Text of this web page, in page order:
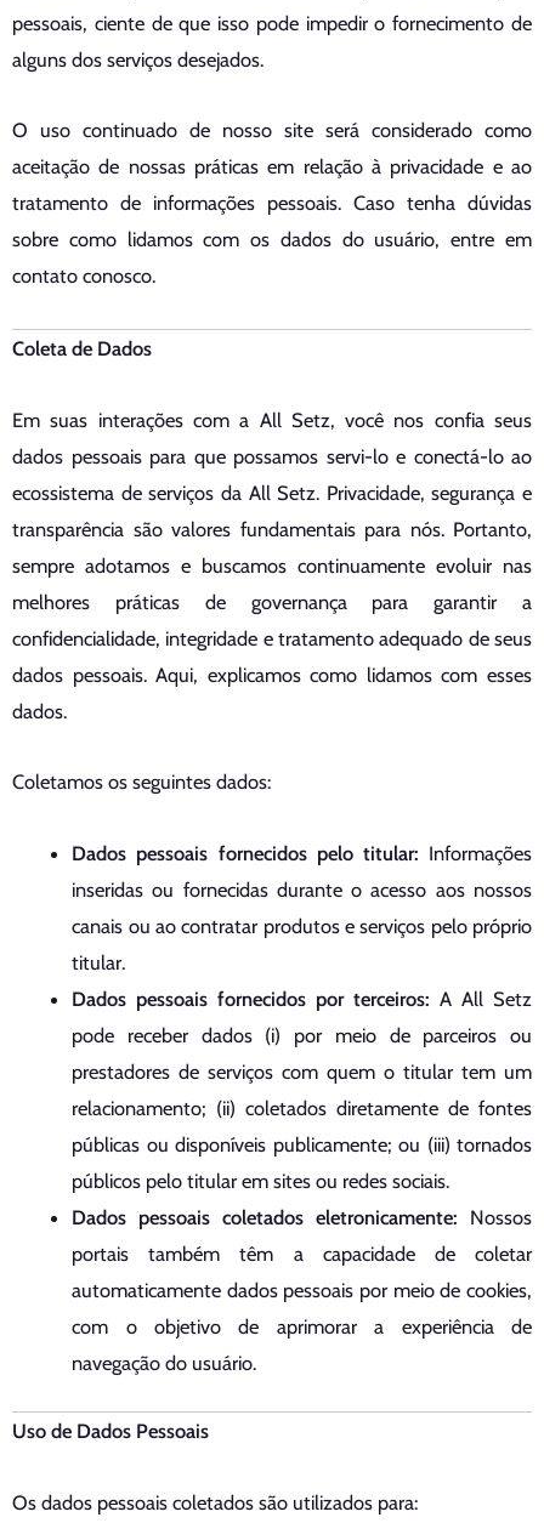
pessoais, ciente de que isso pode impedir o fornecimento de
alguns dos serviços desejados.
O uso continuado de nosso site será considerado como
aceitação de nossas práticas em relação à privacidade e ao
tratamento de informações pessoais. Caso tenha dúvidas
sobre como lidamos com os dados do usuário, entre em
contato conosco.
Coleta de Dados
Em suas interações com a All Setz, você nos confia seus
dados pessoais para que possamos servi-lo e conectá-lo ao
ecossistema de serviços da All Setz. Privacidade, segurança e
transparência são valores fundamentais para nós. Portanto,
sempre adotamos e buscamos continuamente evoluir nas
melhores práticas de governança para garantir a
confidencialidade, integridade e tratamento adequado de seus
dados pessoais. Aqui, explicamos como lidamos com esses
dados.
Coletamos os seguintes dados:
Dados pessoais fornecidos pelo titular: Informações
inseridas ou fornecidas durante o acesso aos nossos
canais ou ao contratar produtos e serviços pelo próprio
titular.
Dados pessoais fornecidos por terceiros: A All Setz
pode receber dados (i) por meio de parceiros ou
prestadores de serviços com quem o titular tem um
relacionamento; (ii) coletados diretamente de fontes
públicas ou disponíveis publicamente; ou (iii) tornados
públicos pelo titular em sites ou redes sociais.
Dados pessoais coletados eletronicamente: Nossos
portais também têm a capacidade de coletar
automaticamente dados pessoais por meio de cookies,
com o objetivo de aprimorar a experiência de
navegação do usuário.
Uso de Dados Pessoais
Os dados pessoais coletados são utilizados para: